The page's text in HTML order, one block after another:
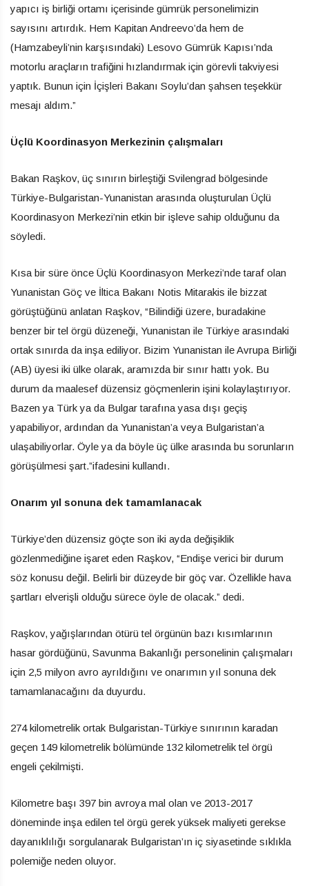
yapıcı iş birliği ortamı içerisinde gümrük personelimizin
sayısını artırdık. Hem Kapitan Andreevo’da hem de
(Hamzabeyli’nin karşısındaki) Lesovo Gümrük Kapısı’nda
motorlu araçların trafiğini hızlandırmak için görevli takviyesi
yaptık. Bunun için İçişleri Bakanı Soylu’dan şahsen teşekkür
mesajı aldım.”
Üçlü Koordinasyon Merkezinin çalışmaları
Bakan Raşkov, üç sınırın birleştiği Svilengrad bölgesinde
Türkiye-Bulgaristan-Yunanistan arasında oluşturulan Üçlü
Koordinasyon Merkezi’nin etkin bir işleve sahip olduğunu da
söyledi.
Kısa bir süre önce Üçlü Koordinasyon Merkezi’nde taraf olan
Yunanistan Göç ve İltica Bakanı Notis Mitarakis ile bizzat
görüştüğünü anlatan Raşkov, “Bilindiği üzere, buradakine
benzer bir tel örgü düzeneği, Yunanistan ile Türkiye arasındaki
ortak sınırda da inşa ediliyor. Bizim Yunanistan ile Avrupa Birliği
(AB) üyesi iki ülke olarak, aramızda bir sınır hattı yok. Bu
durum da maalesef düzensiz göçmenlerin işini kolaylaştırıyor.
Bazen ya Türk ya da Bulgar tarafına yasa dışı geçiş
yapabiliyor, ardından da Yunanistan’a veya Bulgaristan’a
ulaşabiliyorlar. Öyle ya da böyle üç ülke arasında bu sorunların
görüşülmesi şart.”ifadesini kullandı.
Onarım yıl sonuna dek tamamlanacak
Türkiye’den düzensiz göçte son iki ayda değişiklik
gözlenmediğine işaret eden Raşkov, “Endişe verici bir durum
söz konusu değil. Belirli bir düzeyde bir göç var. Özellikle hava
şartları elverişli olduğu sürece öyle de olacak.” dedi.
Raşkov, yağışlarından ötürü tel örgünün bazı kısımlarının
hasar gördüğünü, Savunma Bakanlığı personelinin çalışmaları
için 2,5 milyon avro ayrıldığını ve onarımın yıl sonuna dek
tamamlanacağını da duyurdu.
274 kilometrelik ortak Bulgaristan-Türkiye sınırının karadan
geçen 149 kilometrelik bölümünde 132 kilometrelik tel örgü
engeli çekilmişti.
Kilometre başı 397 bin avroya mal olan ve 2013-2017
döneminde inşa edilen tel örgü gerek yüksek maliyeti gerekse
dayanıklılığı sorgulanarak Bulgaristan’ın iç siyasetinde sıklıkla
polemiğe neden oluyor.